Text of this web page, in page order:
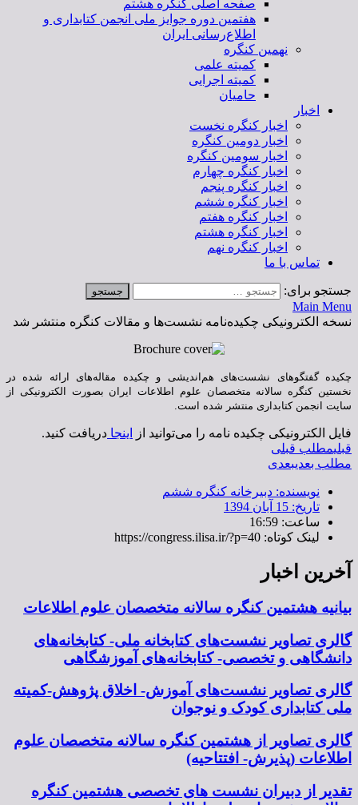
صفحه اصلی کنگره هشتم
هفتمین دوره جوایز ملی انجمن کتابداری و
اطلاع‌رسانی ایران
نهمین کنگره
کمیته علمی
کمیته اجرایی
حامیان
اخبار
اخبار کنگره نخست
اخبار دومین کنگره
اخبار سومین کنگره
اخبار کنگره چهارم
اخبار کنگره پنجم
اخبار کنگره ششم
اخبار کنگره هفتم
اخبار کنگره هشتم
اخبار کنگره نهم
تماس با ما
جستجو برای:
Main Menu
نسخه الکترونیکی چکیده‌نامه نشست‌ها و مقالات کنگره منتشر شد
چکیده گفتگوهای نشست‌های هم‌اندیشی و چکیده مقاله‌های ارائه شده در
نخستین کنگره سالانه متخصصان علوم اطلاعات ایران بصورت الکترونیکی از
سایت انجمن کتابداری منتشر شده است.
فایل الکترونیکی چکیده نامه را می‌توانید از اینجا دریافت کنید.
قبلیمطلب قبلی
مطلب بعدیبعدی
نویسنده: دبیرخانه کنگره ششم
تاریخ: 15 آبان 1394
ساعت: 16:59
لینک کوتاه: https://congress.ilisa.ir/?p=40
آخرین اخبار
بیانیه هشتمین کنگره سالانه متخصصان علوم اطلاعات
گالری تصاویر نشست‌های کتابخانه ملی- کتابخانه‌های
دانشگاهی و تخصصی- کتابخانه‌های آموزشگاهی
گالری تصاویر نشست‌های آموزش- اخلاق پژوهش-کمیته
ملی کتابداری کودک و نوجوان
گالری تصاویر از هشتمین کنگره سالانه متخصصان علوم
اطلاعات (پذیرش- افتتاحیه)
تقدیر از دبیران نشست های تخصصی هشتمین کنگره